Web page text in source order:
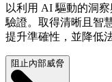
以利用 AI 驅動的洞
驗證。取得清晰且智
提升準確性，並降低
阻止內部威脅